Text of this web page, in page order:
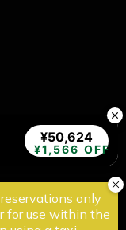
¥50,624
¥1,566 OFF